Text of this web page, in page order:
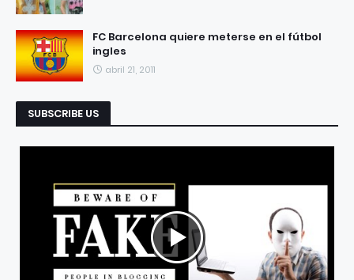
FC Barcelona quiere meterse en el fútbol
ingles
abril 21, 2011
SUBSCRIBE US